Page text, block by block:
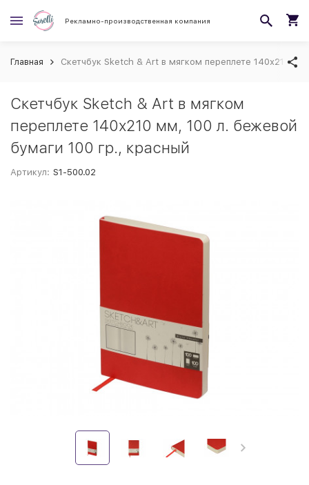
Рекламно-производственная компания
Главная Скетчбук Sketch & Art в мягком переплете 140х210
Скетчбук Sketch & Art в мягком
переплете 140х210 мм, 100 л. бежевой
бумаги 100 гр., красный
Артикул: S1-500.02